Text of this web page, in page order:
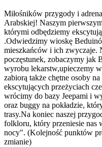
Miłośników przygody i
Arabskiej! Naszym
którymi odbędziemy
.Odwiedzimy wioskę
mieszkańców i ich zwyczaje.
poczęstunek, zobaczymy jak
wyrobu lekarstw,upieczemy
zabiorą także chętne osoby
ekscytujących przeżyciach
wrócimy do bazy Jeepami i
oraz buggy na pokładzie,
trasy.Na koniec naszej
folkloru, który przeniesie nas
nocy". (Kolejność punktów
zmianie)